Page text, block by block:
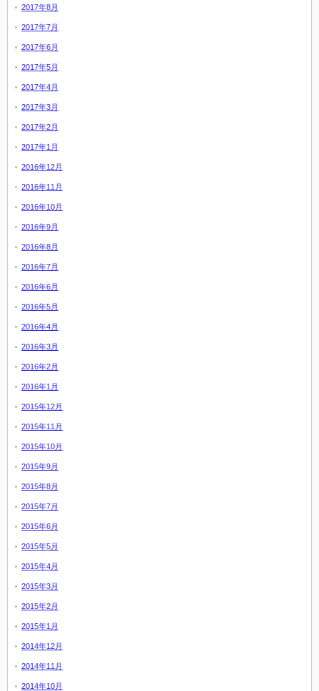
2017年8月
2017年7月
2017年6月
2017年5月
2017年4月
2017年3月
2017年2月
2017年1月
2016年12月
2016年11月
2016年10月
2016年9月
2016年8月
2016年7月
2016年6月
2016年5月
2016年4月
2016年3月
2016年2月
2016年1月
2015年12月
2015年11月
2015年10月
2015年9月
2015年8月
2015年7月
2015年6月
2015年5月
2015年4月
2015年3月
2015年2月
2015年1月
2014年12月
2014年11月
2014年10月